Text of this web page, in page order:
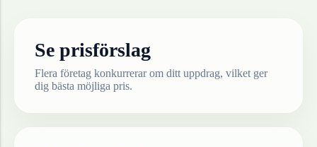
Se prisförslag
Flera företag konkurrerar om ditt uppdrag, vilket ger
dig bästa möjliga pris.